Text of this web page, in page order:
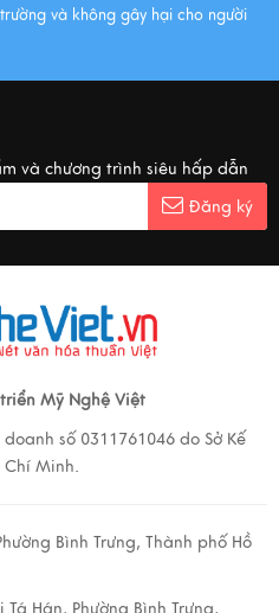
và không gây hại cho người
và chương trình siêu hấp dẫn
Đăng ký
Mỹ Nghệ Việt
số 0311761046 do Sở Kế
Chí Minh.
Bình Trưng, Thành phố Hồ